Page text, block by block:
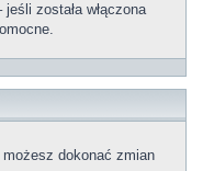
została włączona
dokonać zmian